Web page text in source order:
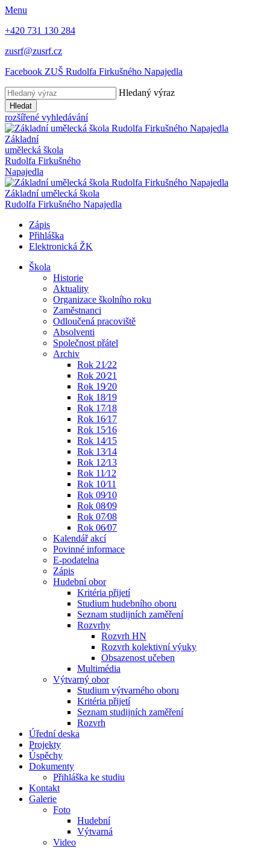
Menu
+420 731 130 284
zusrf@zusrf.cz
Facebook ZUŠ Rudolfa Firkušného Napajedla
Hledaný výraz
Hledat
rozšířené vyhledávání
Základní
umělecká škola
Rudolfa Firkušného
Napajedla
Základní umělecká škola
Rudolfa Firkušného Napajedla
Zápis
Přihláška
Elektronická ŽK
Škola
Historie
Aktuality
Organizace školního roku
Zaměstnanci
Odloučená pracoviště
Absolventi
Společnost přátel
Archiv
Rok 21⁄22
Rok 20⁄21
Rok 19⁄20
Rok 18⁄19
Rok 17⁄18
Rok 16⁄17
Rok 15⁄16
Rok 14⁄15
Rok 13⁄14
Rok 12⁄13
Rok 11⁄12
Rok 10⁄11
Rok 09⁄10
Rok 08⁄09
Rok 07⁄08
Rok 06⁄07
Kalendář akcí
Povinné informace
E-podatelna
Zápis
Hudební obor
Kritéria přijetí
Studium hudebního oboru
Seznam studijních zaměření
Rozvrhy
Rozvrh HN
Rozvrh kolektivní výuky
Obsazenost učeben
Multimédia
Výtvarný obor
Studium výtvarného oboru
Kritéria přijetí
Seznam studijních zaměření
Rozvrh
Úřední deska
Projekty
Úspěchy
Dokumenty
Přihláška ke studiu
Kontakt
Galerie
Foto
Hudební
Výtvarná
Video